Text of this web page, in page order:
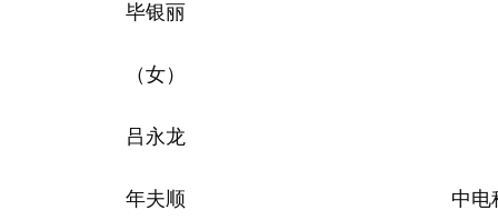
毕银丽
（女）
吕永龙
年夫顺 中电